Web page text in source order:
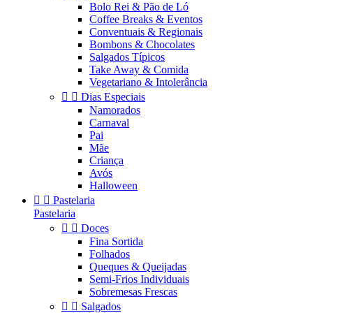
Bolo Rei & Pão de Ló
Coffee Breaks & Eventos
Conventuais & Regionais
Bombons & Chocolates
Salgados Típicos
Take Away & Comida
Vegetariano & Intolerância
  Dias Especiais
Namorados
Carnaval
Pai
Mãe
Criança
Avós
Halloween
  Pastelaria
Pastelaria
  Doces
Fina Sortida
Folhados
Queques & Queijadas
Semi-Frios Individuais
Sobremesas Frescas
  Salgados